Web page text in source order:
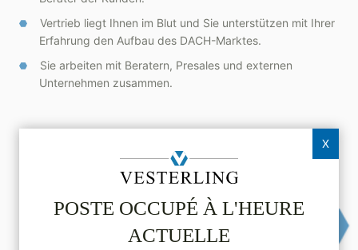
POSTE OCCUPÉ À L'HEURE
ACTUELLE
X
Vertrieb liegt Ihnen im Blut und Sie unterstützen mit Ihrer
Erfahrung den Aufbau des DACH-Marktes.
Sie arbeiten mit Beratern, Presales und externen
Unternehmen zusammen.
Mehrjährige Berufserfahrung im Vertrieb von
fertigungsnahen Softwareprojekten und den
dazugehörigen Transformationsprozessen bei Kunden
aus der industriellen Produktion.